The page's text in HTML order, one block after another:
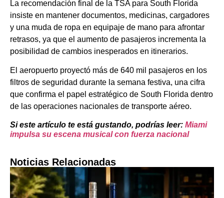
La recomendación final de la TSA para South Florida
insiste en mantener documentos, medicinas, cargadores
y una muda de ropa en equipaje de mano para afrontar
retrasos, ya que el aumento de pasajeros incrementa la
posibilidad de cambios inesperados en itinerarios.
El aeropuerto proyectó más de 640 mil pasajeros en los
filtros de seguridad durante la semana festiva, una cifra
que confirma el papel estratégico de South Florida dentro
de las operaciones nacionales de transporte aéreo.
Si este artículo te está gustando, podrías leer: Miami
impulsa su escena musical con fuerza nacional
Noticias Relacionadas